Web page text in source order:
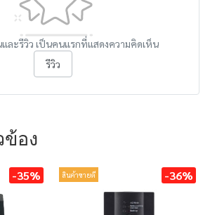
ละรีวิว เป็นคนแรกที่แสดงความคิดเห็น
รีวิว
ข้อง
-35% สินค้าขายดี -36%